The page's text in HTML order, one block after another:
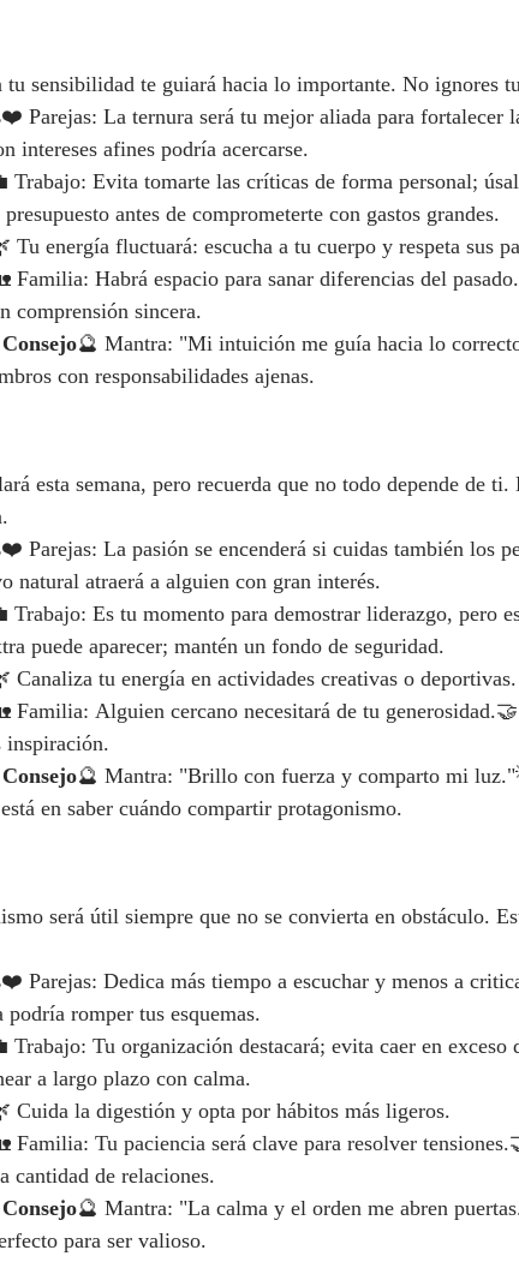
tu sensibilidad te guiará hacia lo importante. No ignores
❤️ Parejas: La ternura será tu mejor aliada para fortalecer
intereses afines podría acercarse.
Trabajo: Evita tomarte las críticas de forma personal;
antes de comprometerte con gastos grandes.
Tu energía fluctuará: escucha a tu cuerpo y respeta sus
Familia: Habrá espacio para sanar diferencias del
comprensión sincera.
🔮 Mantra: "Mi intuición me guía hacia lo
con responsabilidades ajenas.
esta semana, pero recuerda que no todo depende de
❤️ Parejas: La pasión se encenderá si cuidas también los
natural atraerá a alguien con gran interés.
Trabajo: Es tu momento para demostrar liderazgo, pero
puede aparecer; mantén un fondo de seguridad.
Canaliza tu energía en actividades creativas o deportivas.
Familia: Alguien cercano necesitará de tu
inspiración.
🔮 Mantra: "Brillo con fuerza y comparto mi
en saber cuándo compartir protagonismo.
será útil siempre que no se convierta en obstáculo.
❤️ Parejas: Dedica más tiempo a escuchar y menos a
romper tus esquemas.
Trabajo: Tu organización destacará; evita caer en
a largo plazo con calma.
Cuida la digestión y opta por hábitos más ligeros.
Familia: Tu paciencia será clave para resolver
cantidad de relaciones.
🔮 Mantra: "La calma y el orden me abren
para ser valioso.